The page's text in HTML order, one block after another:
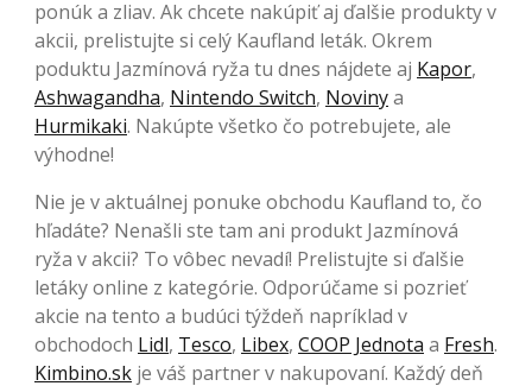
ponúk a zliav. Ak chcete nakúpiť aj ďalšie produkty v
akcii, prelistujte si celý Kaufland leták. Okrem
poduktu Jazmínová ryža tu dnes nájdete aj Kapor,
Ashwagandha, Nintendo Switch, Novinya
Hurmikaki. Nakúpte všetko čo potrebujete, ale
výhodne!
Nie je v aktuálnej ponuke obchodu Kaufland to, čo
hľadáte? Nenašli ste tam ani produkt Jazmínová
ryža v akcii? To vôbec nevadí! Prelistujte si ďalšie
letáky online z kategórie. Odporúčame si pozrieť
akcie na tento a budúci týždeň napríklad v
obchodoch Lidl, Tesco, Libex, COOP Jednota a Fresh.
Kimbino.sk je váš partner v nakupovaní. Každý deň